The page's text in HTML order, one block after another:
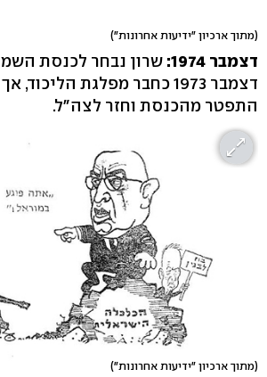
(מתוך ארכיון "ידיעות אחרונות")
דצמבר 1974:
שרון נבחר לכנסת
דצמבר 1973 כחבר מפלגת
התפטר מהכנסת וחזר לצה"ל.
(מתוך ארכיון "ידיעות אחרונות")